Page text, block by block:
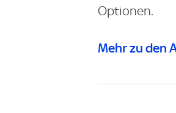
Optionen.
Mehr zu den